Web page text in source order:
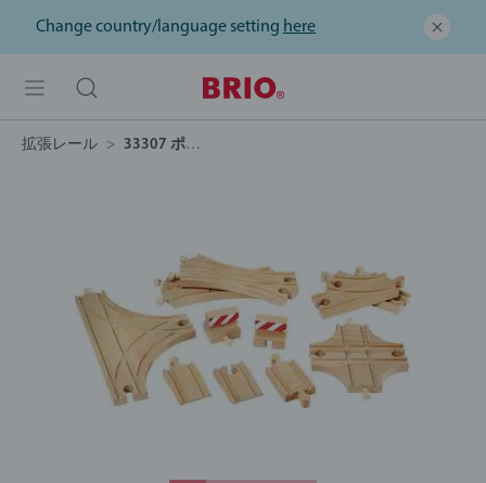
Change country/language setting here
拡張レール 33307 ポイントレール拡張セット